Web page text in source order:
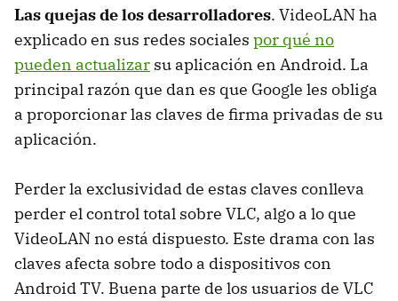
Las quejas de los desarrolladores. VideoLAN ha
explicado en sus redes sociales por qué no
pueden actualizar su aplicación en Android. La
principal razón que dan es que Google les obliga
a proporcionar las claves de firma privadas de su
aplicación.
Perder la exclusividad de estas claves conlleva
perder el control total sobre VLC, algo a lo que
VideoLAN no está dispuesto. Este drama con las
claves afecta sobre todo a dispositivos con
Android TV. Buena parte de los usuarios de VLC